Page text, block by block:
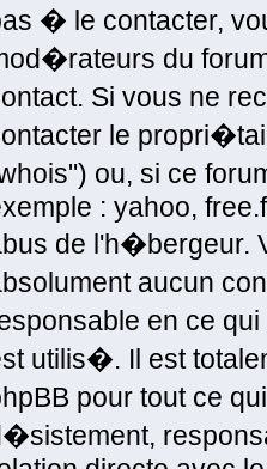
� le contacter,
du
Si vous ne
le
ou, si ce
: yahoo,
de l'h�bergeur.
aucun
en ce
utilis�. Il est
pour tout ce